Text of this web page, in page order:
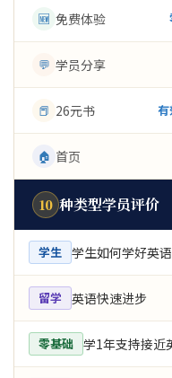
🆕 免费体验
💬 学员分享
📕 26元书 有
🏠 首页
10 种类型学员评价
学生 学生如何学好英
留学 英语快速进步
零基础 学1年支持接近